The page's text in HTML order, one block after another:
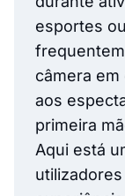
esportes
câmera
aos
primeira
Aqui está